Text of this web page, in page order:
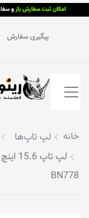
پیگیری سفارش
خانه لپ تاپ‌ها
BN778